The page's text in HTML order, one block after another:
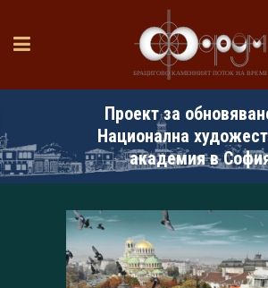
Проект за
Национална
академия в